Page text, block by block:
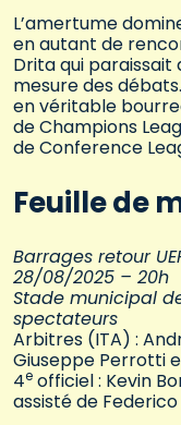
L’amertume
en autant de
Drita qui paraissait
mesure des
en véritable
de Champions
de Conference
Feuille de
Barrages retour
28/08/2025 – 20h
Stade municipal
spectateurs
Arbitres (ITA) :
Giuseppe Perrotti
4e officiel : Kevin
assisté de Federico